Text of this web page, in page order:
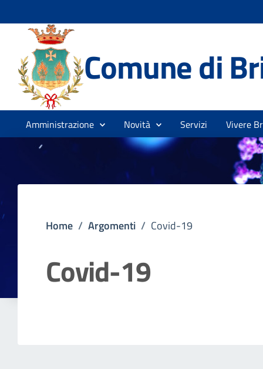
Comune di
Amministrazione Novità Servizi Vivere
Home / Argomenti / Covid-19
Covid-19